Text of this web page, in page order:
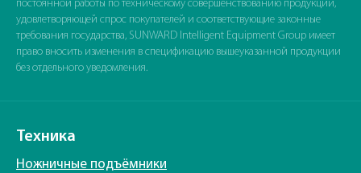
постоянной работы по техническому совершенствованию продукции,
удовлетворяющей спрос покупателей и соответствующие законные
требования государства, SUNWARD Intelligent Equipment Group имеет
право вносить изменения в спецификацию вышеуказанной продукции
без отдельного уведомления.
Техника
Ножничные подъёмники